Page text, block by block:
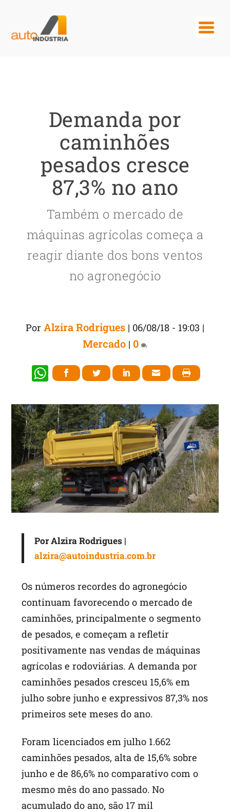
Demanda por
caminhões
pesados cresce
87,3% no ano
Também o mercado de
máquinas agrícolas começa a
reagir diante dos bons ventos
no agronegócio
Por Alzira Rodrigues | 06/08/18 - 19:03 |
Mercado | 0
W
at
s
A
p
p
PorAlzira Rodrigues |
alzira@autoindustria.com.br
Os números recordes do agronegócio
continuam favorecendo o mercado de
caminhões, principalmente o segmento
de pesados, e começam a refletir
positivamente nas vendas de máquinas
agrícolas e rodoviárias. A demanda por
caminhões pesados cresceu 15,6% em
julho sobre junho e expressivos 87,3% nos
primeiros sete meses do ano.
Foram licenciados em julho 1.662
caminhões pesados, alta de 15,6% sobre
junho e de 86,6% no comparativo com o
mesmo mês do ano passado. No
acumulado do ano, são 17 mil